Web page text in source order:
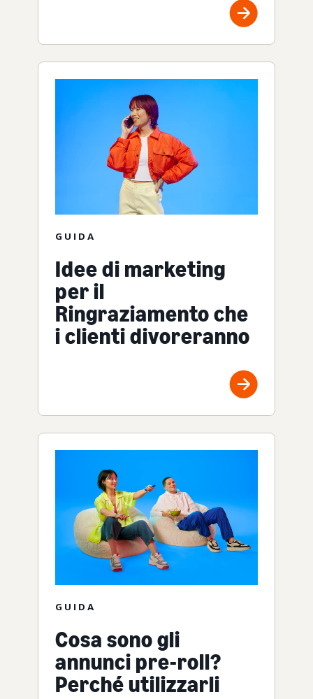
GUIDA
Idee di marketing
per il
Ringraziamento che
i clienti divoreranno
GUIDA
Cosa sono gli
annunci pre-roll?
Perché utilizzarli